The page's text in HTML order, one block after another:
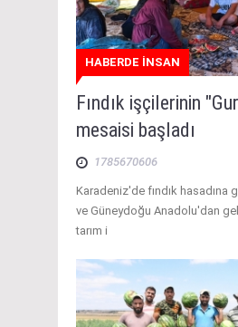
HABERDE İNSAN
Fındık işçilerinin
mesaisi başladı
1785670606
Karadeniz'de fındık hasadına
ve Güneydoğu Anadolu'dan
tarım i